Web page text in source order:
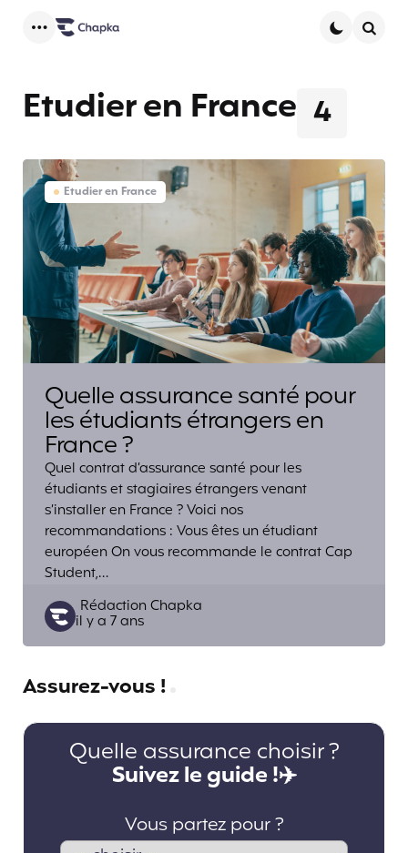
4
Etudier en France
Etudier en France
Quelle assurance santé pour
les étudiants étrangers en
France ?
Quel contrat d’assurance santé pour les
étudiants et stagiaires étrangers venant
s’installer en France ? Voici nos
recommandations : Vous êtes un étudiant
européen On vous recommande le contrat Cap
Student,…
Posted
by
Rédaction Chapka
il y a 7 ans
Assurez-vous !